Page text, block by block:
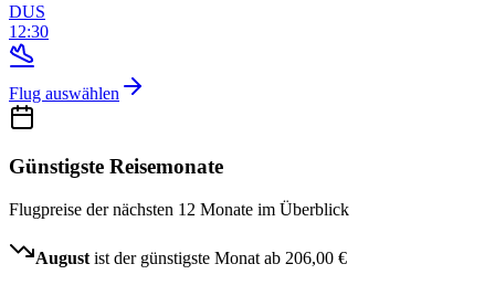
DUS
12:30
Flug auswählen
Günstigste Reisemonate
Flugpreise der nächsten 12 Monate im Überblick
August ist der günstigste Monat ab 206,00 €